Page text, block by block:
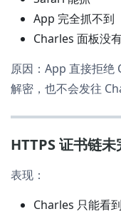
App 完全抓不到
Charles 面板没
原因：App 直接拒绝
解密，也不会发往
HTTPS 证书链
表现：
Charles 只能看